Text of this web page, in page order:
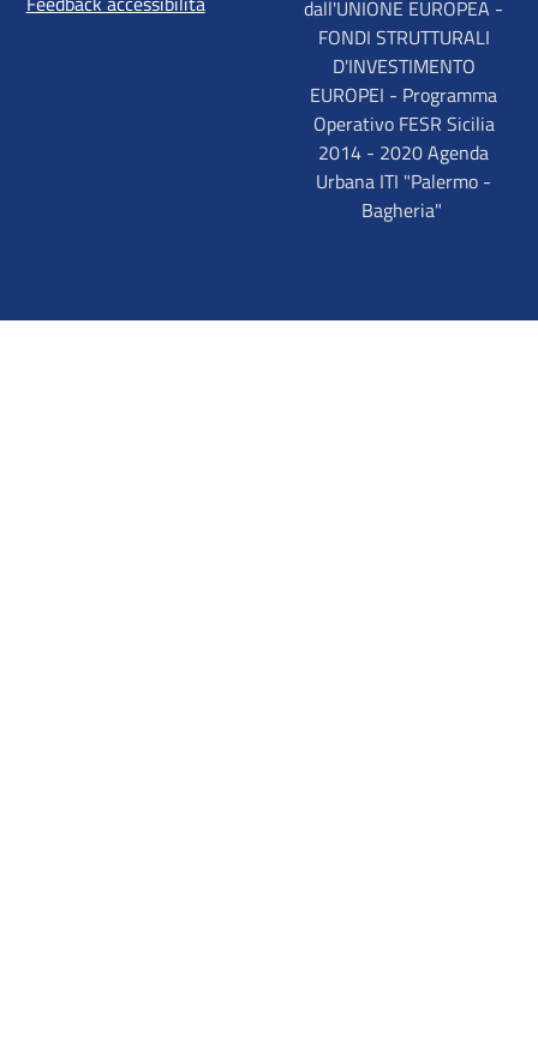
dall'UNIONE EUROPEA -
FONDI STRUTTURALI
D'INVESTIMENTO
EUROPEI - Programma
Operativo FESR Sicilia
2014 - 2020 Agenda
Urbana ITI "Palermo -
Bagheria"